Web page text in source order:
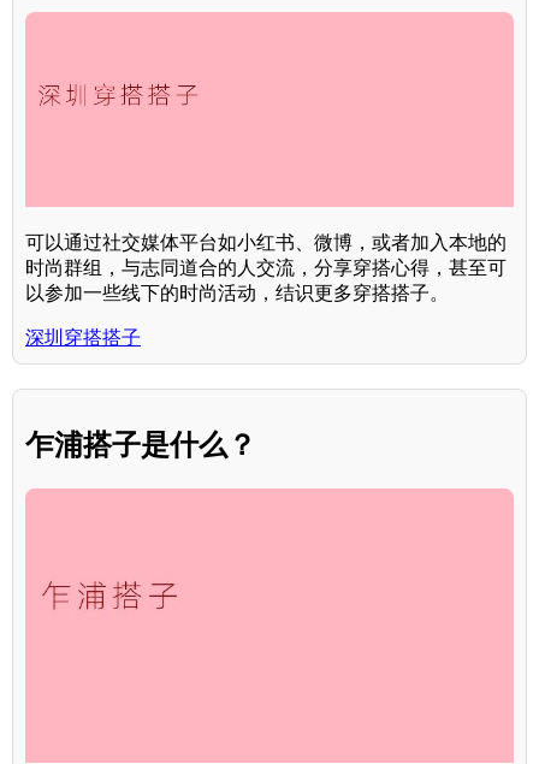
可以通过社交媒体平台如小红书、微博，或者加入本地的
时尚群组，与志同道合的人交流，分享穿搭心得，甚至可
以参加一些线下的时尚活动，结识更多穿搭搭子。
深圳穿搭搭子
乍浦搭子是什么？